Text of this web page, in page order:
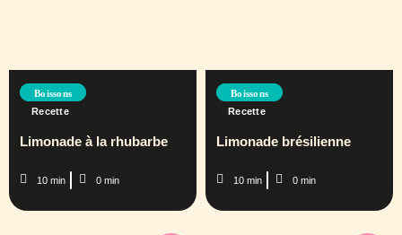
Boissons
Recette
Limonade à la rhubarbe
10 min 0 min
Boissons
Recette
Limonade brésilienne
10 min 0 min